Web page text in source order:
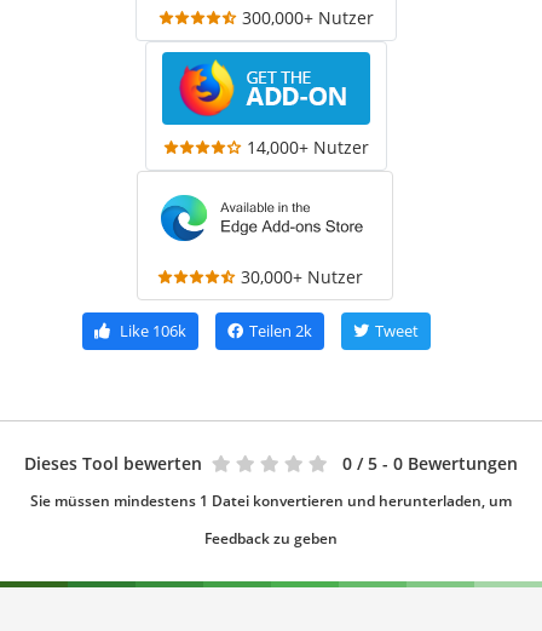
300,000+ Nutzer
14,000+ Nutzer
30,000+ Nutzer
Like 106k Teilen 2k Tweet
Dieses Tool bewerten 0 / 5 - 0 Bewertungen
Sie müssen mindestens 1 Datei konvertieren und herunterladen, um
Feedback zu geben